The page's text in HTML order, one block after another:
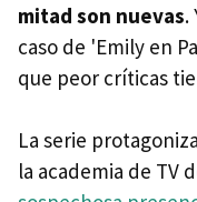
mitad son nuevas.
caso de 'Emily en
que peor críticas
La serie
la academia de TV